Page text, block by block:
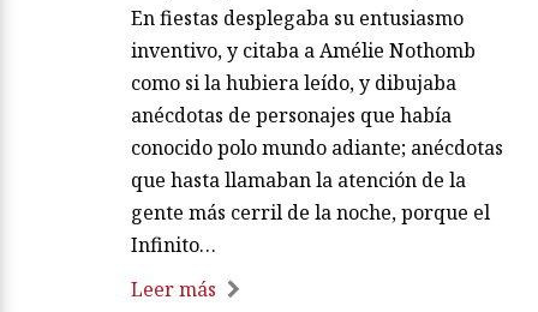
En fiestas desplegaba su entusiasmo
inventivo, y citaba a Amélie Nothomb
como si la hubiera leído, y dibujaba
anécdotas de personajes que había
conocido polo mundo adiante; anécdotas
que hasta llamaban la atención de la
gente más cerril de la noche, porque el
Infinito…
Leer más